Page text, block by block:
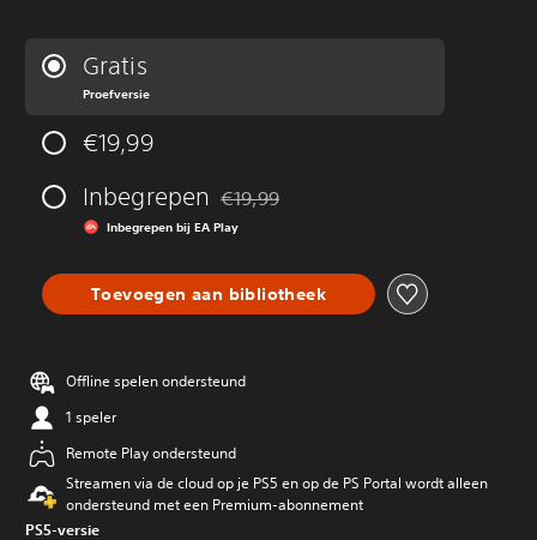
Gratis
Proefversie
€19,99
Inbegrepen Korting ten opzichte van de
€19,99
Inbegrepen bij EA Play
Toevoegen aan bibliotheek
Offline spelen ondersteund
1 speler
Remote Play ondersteund
Streamen via de cloud op je PS5 en op de PS Portal wordt alleen
ondersteund met een Premium-abonnement
PS5-versie